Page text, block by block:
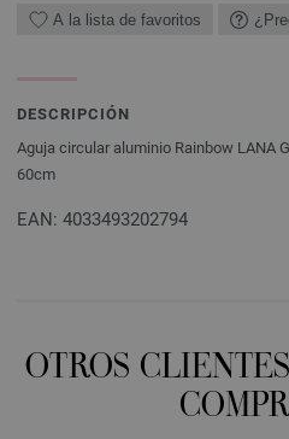
A la lista de favoritos
DESCRIPCIÓN
Aguja circular aluminio Rainbow LANA
60cm
EAN: 4033493202794
OTROS